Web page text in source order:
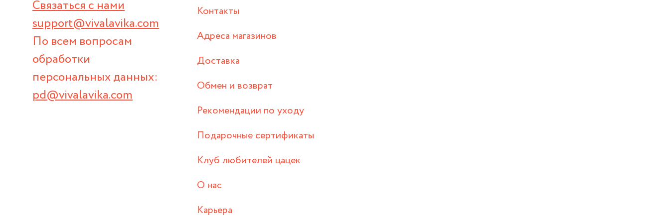
Связаться с нами
support@vivalavika.com
По всем вопросам
обработки
персональных данных:
pd@vivalavika.com
Контакты
Адреса магазинов
Доставка
Обмен и возврат
Рекомендации по уходу
Подарочные сертификаты
Клуб любителей цацек
О нас
Карьера